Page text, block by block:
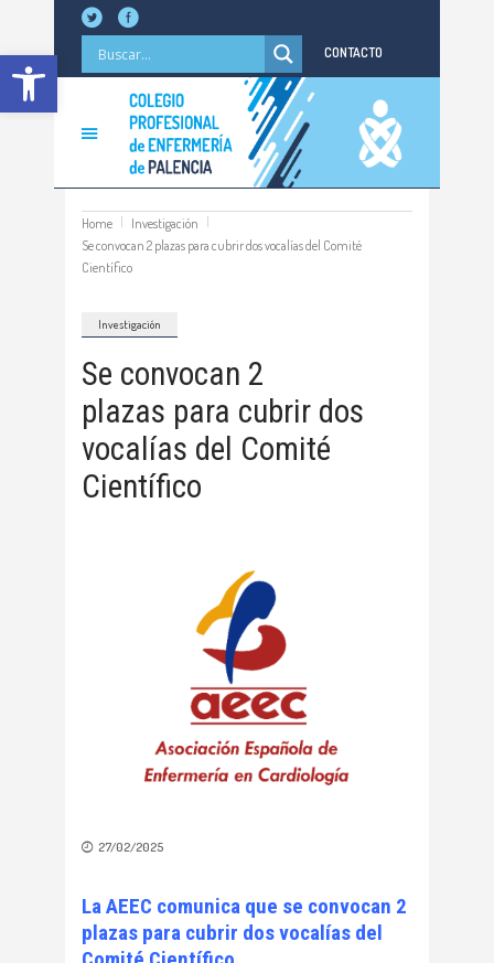
Abrir barra de herramientas CONTACTO
Home
Investigación
Se convocan 2 plazas para cubrir dos vocalías del Comité
Científico
Investigación
Se convocan 2
plazas para cubrir dos
vocalías del Comité
Científico
27/02/2025
La AEEC comunica que se convocan 2
plazas para cubrir dos vocalías del